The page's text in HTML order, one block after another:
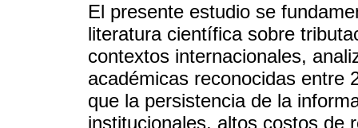
El presente estudio se
literatura científica sobre
contextos internacionales,
académicas reconocidas entre
que la persistencia de la
institucionales, altos costos de